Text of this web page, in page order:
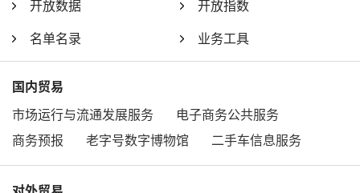
开放数据
开放指数
名单名录
业务工具
国内贸易
市场运行与流通发展服务
电子商务公共服务
商务预报
老字号数字博物馆 二手车信息服务